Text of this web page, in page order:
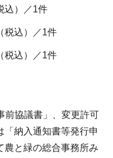
込）／1件
税込）／1件
税込）／1件
前協議書」、変更許可
「納入通知書等発行申
農と緑の総合事務所み